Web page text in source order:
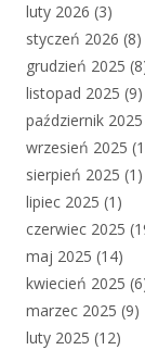
luty 2026 (3)
styczeń 2026 (8)
grudzień 2025
listopad 2025 (9)
październik 2025
wrzesień 2025
sierpień 2025 (1)
lipiec 2025 (1)
czerwiec 2025
maj 2025 (14)
kwiecień 2025
marzec 2025 (9)
luty 2025 (12)